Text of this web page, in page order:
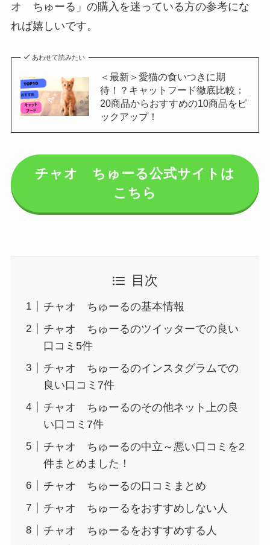
オ ちゅーる」の購入を迷っている方の参考にな
れば嬉しいです。
あわせて読みたい
＜最新＞愛猫の食いつきに期
待！？キャットフード徹底比較：
20商品からおすすめの10商品をピ
ックアップ！
チャオ ちゅーる公式サイトは
こちら
目次
チャオ ちゅーるの基本情報
チャオ ちゅーるのツイッターでの良い
口コミ5件
チャオ ちゅーるのインスタグラムでの
良い口コミ7件
チャオ ちゅーるのその他ネット上の良
い口コミ7件
チャオ ちゅーるの中立～悪い口コミを2
件まとめました！
チャオ ちゅーるの口コミまとめ
チャオ ちゅーるをおすすめしない人
チャオ ちゅーるをおすすめする人